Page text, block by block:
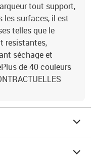
tout support,
les surfaces, il est
telles que le
resistantes,
séchage et
de 40 couleurs